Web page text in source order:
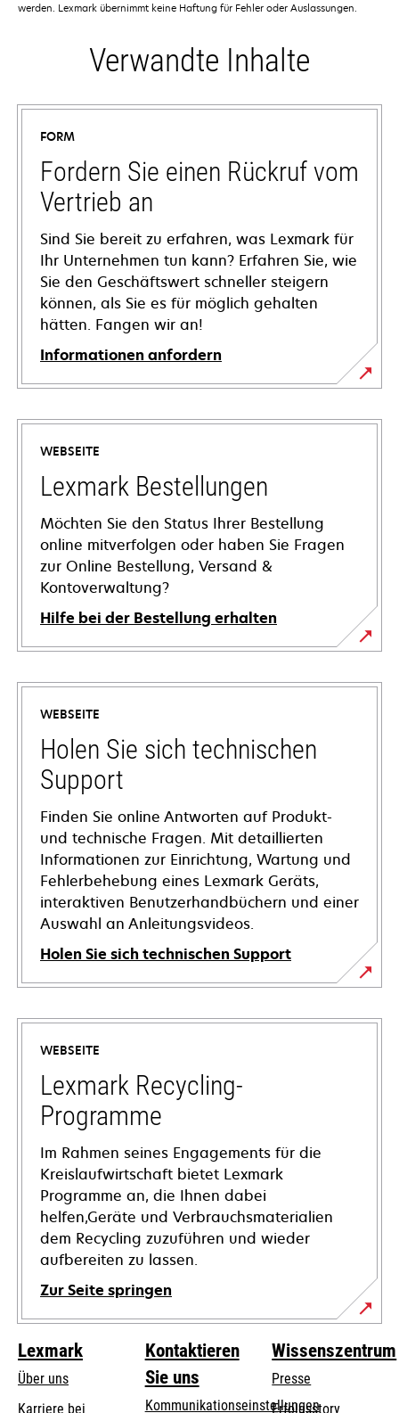
werden. Lexmark übernimmt keine Haftung für Fehler oder Auslassungen.
Verwandte Inhalte
FORM
Fordern Sie einen Rückruf vom
Vertrieb an
Sind Sie bereit zu erfahren, was Lexmark für
Ihr Unternehmen tun kann? Erfahren Sie, wie
Sie den Geschäftswert schneller steigern
können, als Sie es für möglich gehalten
hätten. Fangen wir an!
Informationen anfordern
WEBSEITE
Lexmark Bestellungen
Möchten Sie den Status Ihrer Bestellung
online mitverfolgen oder haben Sie Fragen
zur Online Bestellung, Versand &
Kontoverwaltung?
Hilfe bei der Bestellung erhalten
WEBSEITE
Holen Sie sich technischen
Support
Finden Sie online Antworten auf Produkt-
und technische Fragen. Mit detaillierten
Informationen zur Einrichtung, Wartung und
Fehlerbehebung eines Lexmark Geräts,
interaktiven Benutzerhandbüchern und einer
Auswahl an Anleitungsvideos.
Holen Sie sich technischen Support
wird
in
neuen
Registerkarte
geöffnet
WEBSEITE
Lexmark Recycling-
Programme
Im Rahmen seines Engagements für die
Kreislaufwirtschaft bietet Lexmark
Programme an, die Ihnen dabei
helfen,Geräte und Verbrauchsmaterialien
dem Recycling zuzuführen und wieder
aufbereiten zu lassen.
Zur Seite springen
Lexmark
Über uns
Karriere bei
Kontaktieren
Sie uns
Kommunikationseinstellungen
Wissenszentrum
Presse
Erfolgsstory